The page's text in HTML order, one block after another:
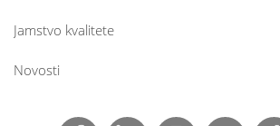
Jamstvo kvalitete
Novosti